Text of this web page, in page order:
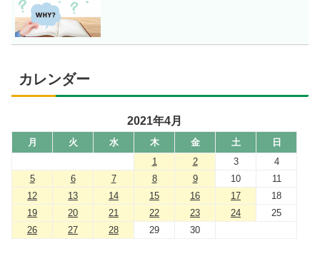
カレンダー
2021年4月
月 火 水 木 金 土
日
1
2 3
4
5
6 7 8 9 10
11
12
13 14 15 16 17
18
19
20 21 22 23 24
25
26
27 28 29 30